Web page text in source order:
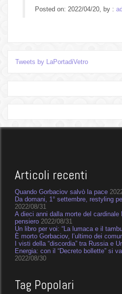
Posted on: 2022/04/20, by :
Tweets by LaPortadiVetro
Articoli recenti
Quando Gorbaciov salvò la pace
Da domani, 1° settembre, restyling
2022/08/31
A dieci anni dalla morte del
pensiero 2022/08/31
Un libro per voi: “La lumaca e il
È morto Gorbaciov, l’ultimo dei
I visti della “discordia” tra Russia e
Energia: con il “Decreto bollette” si
2022/08/30
Tag Popolari